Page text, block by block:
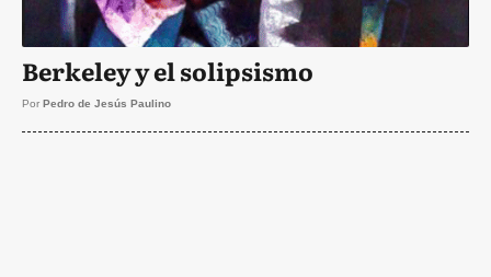
Berkeley y el solipsismo
Por Pedro de Jesús Paulino